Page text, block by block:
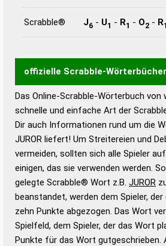
Scrabble® J6 - U1 - R1 - O2 - R1
offizielle Scrabble-Wörterbücher
Wortwurzel liefert mit Hilfe eines
Wortanalyse-Algorithmus gute
Wortbedeutung, Worttrennung und
Gültigkeit eines Wortes für das
bestimmen!
zugelassene Turnier
Wörterbücher sind:
Duden –
Duden –
Deutsch
Das Online-Scrabble-Wörterbuch von
schnelle und einfache Art der
Dir auch Informationen rund um die
JUROR liefert! Um Streitereien und
vermeiden, sollten sich alle Spieler
einigen, das sie verwenden werden.
gelegte Scrabble® Wort z.B. JUROR
beanstandet, werden dem Spieler,
zehn Punkte abgezogen. Das Wort
Spielfeld, dem Spieler, der das Wort
Punkte für das Wort gutgeschrieben.